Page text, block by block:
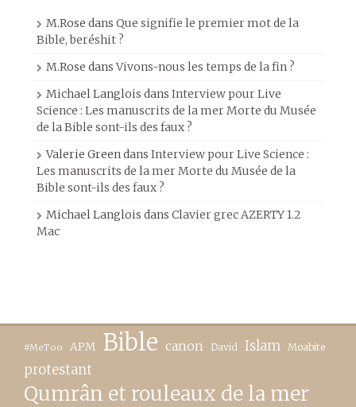
M.Rose dans Que signifie le premier mot de la
Bible, beréshit ?
M.Rose dansVivons-nous les temps de la fin ?
Michael Langlois dans Interview pour Live
Science : Les manuscrits de la mer Morte du Musée
de la Bible sont-ils des faux ?
Valerie Greendans Interview pour Live Science :
Les manuscrits de la mer Morte du Musée de la
Bible sont-ils des faux ?
Michael Langlois dans Clavier grec AZERTY 1.2
Mac
#MeToo APM Bible canon David Islam Moabite
protestant
Qumrân et rouleaux de la mer